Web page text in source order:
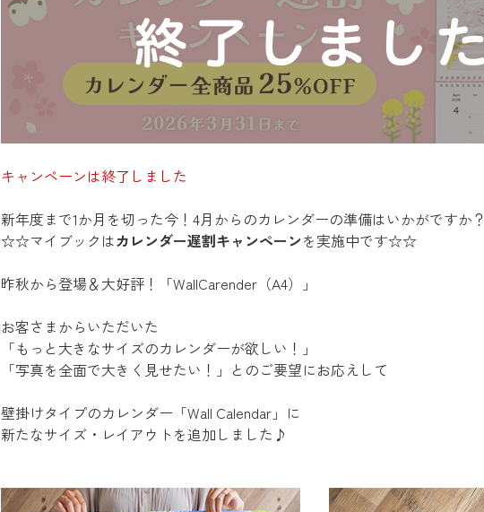
キャンペーンは終了しました
新年度まで1か月を切った今！4月からのカレンダーの準備はいかがですか？
☆☆マイブックはカレンダー遅割キャンペーンを実施中です☆☆
昨秋から登場＆大好評！「WallCarender（A4）」
お客さまからいただいた
「もっと大きなサイズのカレンダーが欲しい！」
「写真を全面で大きく見せたい！」とのご要望にお応えして
壁掛けタイプのカレンダー「Wall Calendar」に
新たなサイズ・レイアウトを追加しました♪